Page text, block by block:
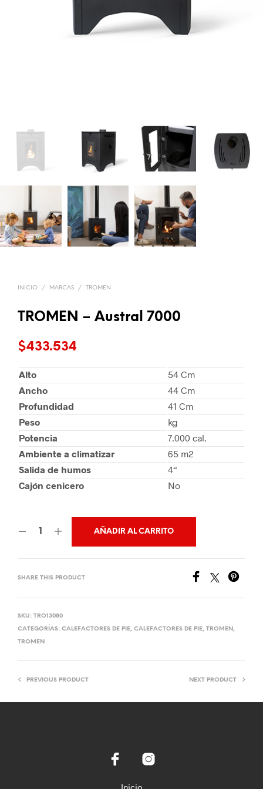
INICIO / MARCAS / TROMEN
TROMEN – Austral 7000
$433.534
Alto
54 Cm
Ancho
44 Cm
Profundidad
41 Cm
Peso
kg
Potencia
7.000 cal.
Ambiente a climatizar
65 m2
Salida de humos
4“
Cajón cenicero
No
AÑADIR AL CARRITO
SHARE THIS PRODUCT
SKU: TRO13080
CATEGORÍAS: CALEFACTORES DE PIE, CALEFACTORES DE PIE, TROMEN ,
TROMEN
PREVIOUS PRODUCT NEXT PRODUCT